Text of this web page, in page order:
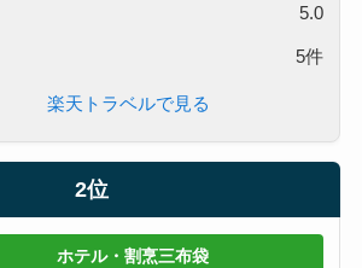
5.0
5件
楽天トラベルで見る
2位
ホテル・割烹三布袋